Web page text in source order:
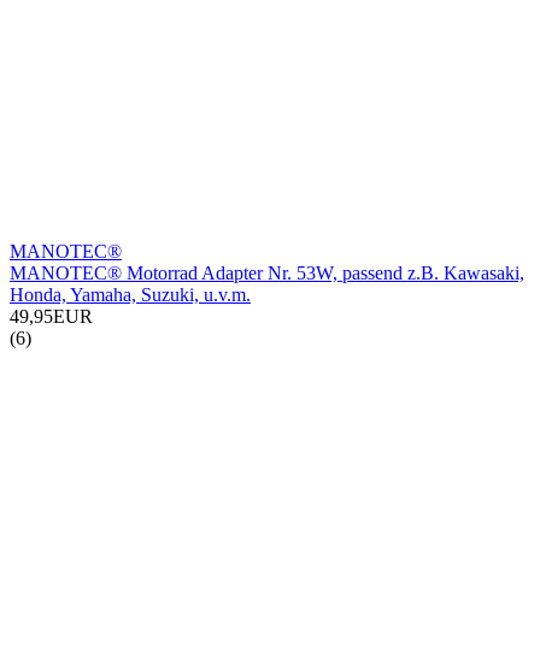
MANOTEC®
MANOTEC® Motorrad Adapter Nr. 53W, passend z.B. Kawasaki,
Honda, Yamaha, Suzuki, u.v.m.
49,95EUR
(6)